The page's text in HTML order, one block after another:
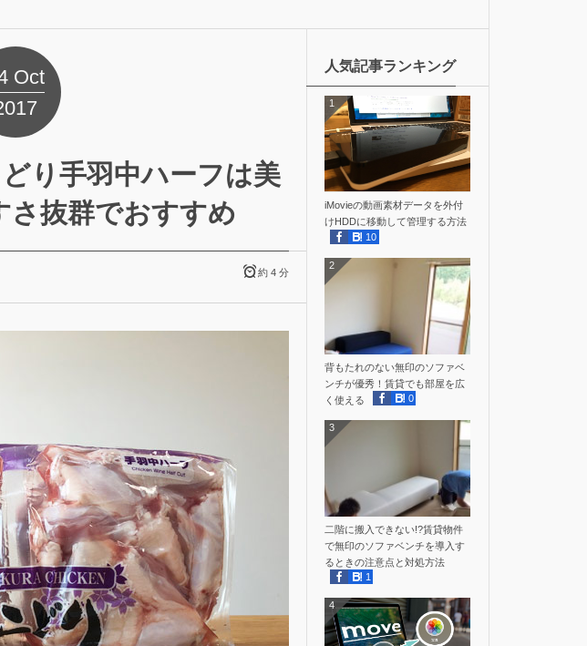
Oct
り手羽中ハーフは美
さ抜群でおすすめ
約 4 分
人気記事ランキング
1
iMovieの動画素材データを外付
けHDDに移動して管理する方法
10
2
背もたれのない無印のソファベ
ンチが優秀！賃貸でも部屋を広
く使える
0
3
二階に搬入できない!?賃貸物件
で無印のソファベンチを導入す
るときの注意点と対処方法
1
4